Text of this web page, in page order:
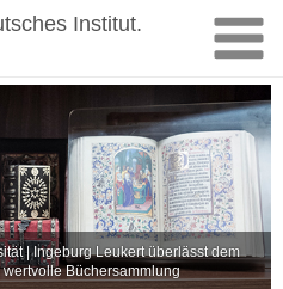
Institut.
| Ingeburg Leukert überlässt dem
Büchersammlung